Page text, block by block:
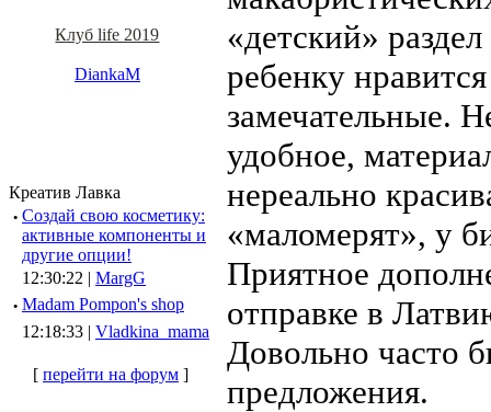
Клуб life 2019
DiankaM
Креатив Лавка
· Создай свою косметику:
активные компоненты и
другие опции!
12:30:22 | MargG
· Madam Pompon's shop
12:18:33 | Vladkina_mama
[ перейти на форум ]
«детский»
ребенку
замечательные.
удобное,
нереально
«маломерят», у
Приятное
отправке в
Довольно часто
предложения.